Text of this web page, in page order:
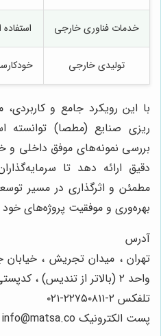
خدمات فناوری خارجی
تولیدی خارجی
با این رویکرد جامع و
ریزی صنایع (مطصا)
بررسی نمونه‌های موفق داخلی و
دقیق ارائه دهد تا
مطمئن و اثرگذاری در مسیر
بهره‌وری و موفقیت پروژه‌های خود
آدرس
واحد ۲ (بالاتر از تندیس) ، کدپستی ۱۹۸۹۶۳۴۴۱۴
تلفکس ۲-۲۲۷۵۰۸۱۱-۰۲۱
پست الکترونیک info@matsa.co